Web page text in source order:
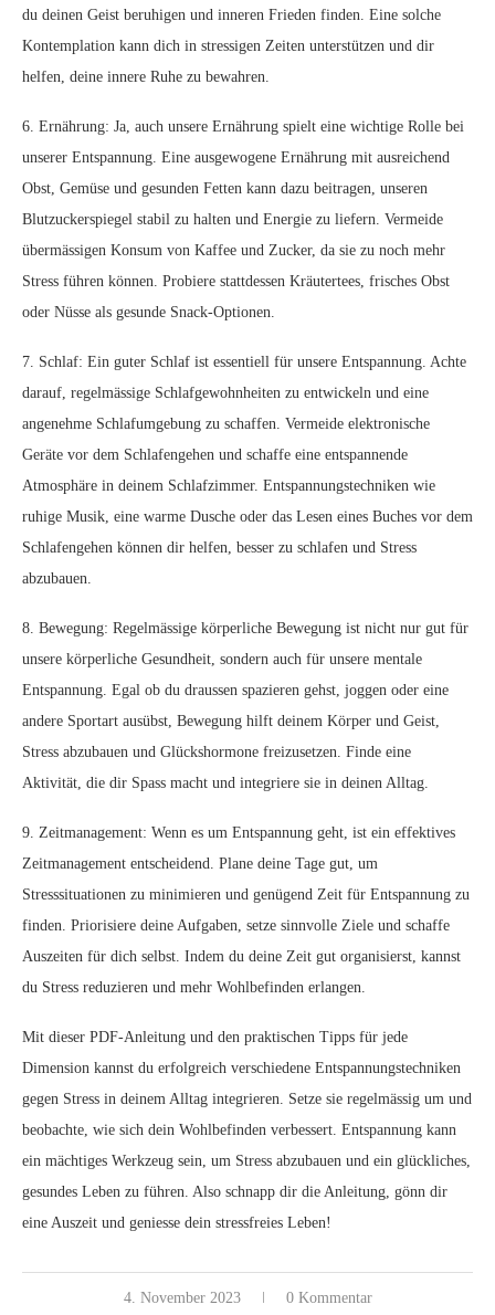
du deinen Geist beruhigen und inneren Frieden finden. Eine solche
Kontemplation kann dich in stressigen Zeiten unterstützen und dir
helfen, deine innere Ruhe zu bewahren.
6. Ernährung: Ja, auch unsere Ernährung spielt eine wichtige Rolle bei
unserer Entspannung. Eine ausgewogene Ernährung mit ausreichend
Obst, Gemüse und gesunden Fetten kann dazu beitragen, unseren
Blutzuckerspiegel stabil zu halten und Energie zu liefern. Vermeide
übermässigen Konsum von Kaffee und Zucker, da sie zu noch mehr
Stress führen können. Probiere stattdessen Kräutertees, frisches Obst
oder Nüsse als gesunde Snack-Optionen.
7. Schlaf: Ein guter Schlaf ist essentiell für unsere Entspannung. Achte
darauf, regelmässige Schlafgewohnheiten zu entwickeln und eine
angenehme Schlafumgebung zu schaffen. Vermeide elektronische
Geräte vor dem Schlafengehen und schaffe eine entspannende
Atmosphäre in deinem Schlafzimmer. Entspannungstechniken wie
ruhige Musik, eine warme Dusche oder das Lesen eines Buches vor dem
Schlafengehen können dir helfen, besser zu schlafen und Stress
abzubauen.
8. Bewegung: Regelmässige körperliche Bewegung ist nicht nur gut für
unsere körperliche Gesundheit, sondern auch für unsere mentale
Entspannung. Egal ob du draussen spazieren gehst, joggen oder eine
andere Sportart ausübst, Bewegung hilft deinem Körper und Geist,
Stress abzubauen und Glückshormone freizusetzen. Finde eine
Aktivität, die dir Spass macht und integriere sie in deinen Alltag.
9. Zeitmanagement: Wenn es um Entspannung geht, ist ein effektives
Zeitmanagement entscheidend. Plane deine Tage gut, um
Stresssituationen zu minimieren und genügend Zeit für Entspannung zu
finden. Priorisiere deine Aufgaben, setze sinnvolle Ziele und schaffe
Auszeiten für dich selbst. Indem du deine Zeit gut organisierst, kannst
du Stress reduzieren und mehr Wohlbefinden erlangen.
Mit dieser PDF-Anleitung und den praktischen Tipps für jede
Dimension kannst du erfolgreich verschiedene Entspannungstechniken
gegen Stress in deinem Alltag integrieren. Setze sie regelmässig um und
beobachte, wie sich dein Wohlbefinden verbessert. Entspannung kann
ein mächtiges Werkzeug sein, um Stress abzubauen und ein glückliches,
gesundes Leben zu führen. Also schnapp dir die Anleitung, gönn dir
eine Auszeit und geniesse dein stressfreies Leben!
4. November 2023 0 Kommentar